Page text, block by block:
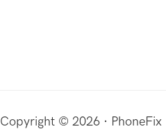
Copyright © 2026 · PhoneFix